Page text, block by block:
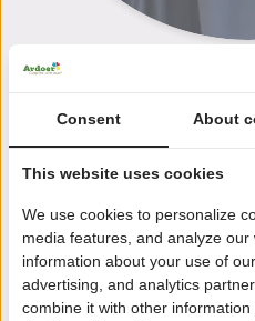
Animation
Consent About
This website uses cookies
We use cookies to personalize
media features, and analyze
information about your use of
advertising, and analytics
combine it with other